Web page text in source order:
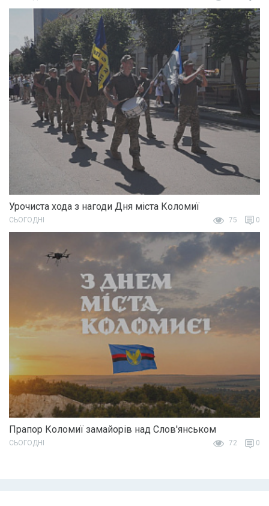
Урочиста хода з нагоди Дня міста Коломиї
СЬОГОДНІ 75 0
Прапор Коломиї замайорів над Слов'янськом
СЬОГОДНІ 72 0